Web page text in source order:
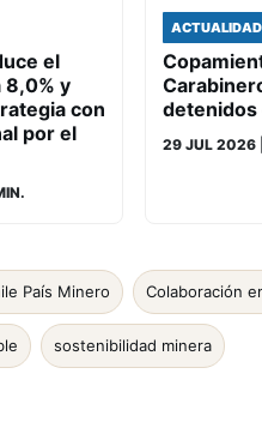
el
8,0% y
con
por el
ACTUALIDAD
detenidos
29 JUL 2026
País Minero Colaboración
sostenibilidad minera